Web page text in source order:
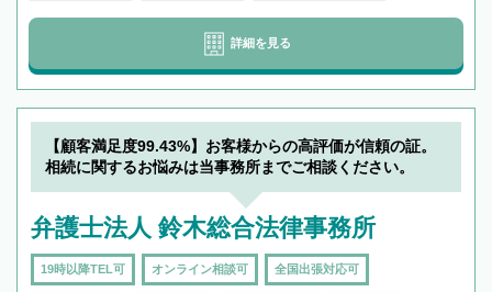
詳細を見る
【顧客満足度99.43%】お客様からの高評価が信頼の証。
相続に関するお悩みは当事務所までご相談ください。
弁護士法人 鈴木総合法律事務所
19時以降TEL可 オンライン相談可 全国出張対応可